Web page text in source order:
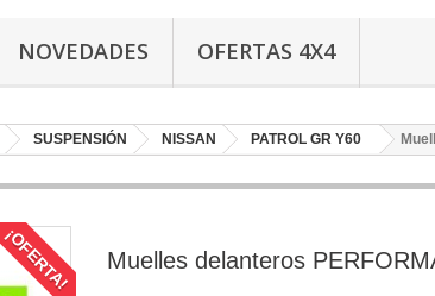
NOVEDADES OFERTAS 4X4
SUSPENSIÓN NISSAN PATROL GR Y60
¡OFERTA! Muelles delanteros